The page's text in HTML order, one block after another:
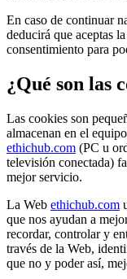
En caso de continuar
deducirá que aceptas
consentimiento para
¿Qué son las
Las cookies son
almacenan en el
ethichub.com (PC u
televisión conectada)
mejor servicio.
La Web ethichub.com
que nos ayudan a
recordar, controlar y
través de la Web,
que no y poder así,